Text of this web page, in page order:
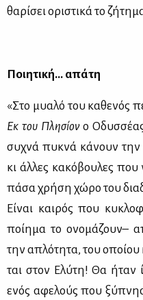
θα­ρί­σει ορι­στι­κά το
Ποι­η­τι­κή… απά­τη
«Στο μυα­λό του κα­θε­νός
Εκ του Πλη­σί­ονο Οδυσ­σέ­ας
συ­χνά πυ­κνά κά­νουν την
κι άλ­λες κα­κό­βου­λες που
πά­σα χρή­ση χώ­ρο του
Εί­ναι και­ρός που
ποί­η­μα το ονο­μά­ζουν–
την απλό­τη­τα, του
ται στον Ελύ­τη! Θα ήταν
ενός αφε­λούς που